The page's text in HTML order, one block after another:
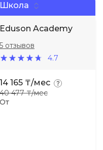
Школа
Eduson Academy
4.7
5 отзывов
От
14 165 ₸/мес
40 477 ₸/мес